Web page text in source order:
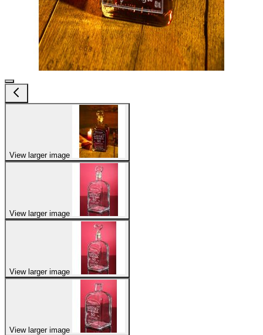
View larger image
View larger image
View larger image
View larger image